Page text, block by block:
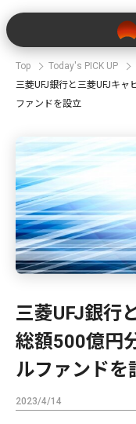
Top
Today's PICK UP
三菱UFJ銀行と三菱UFJキ
ファンドを設立
三菱UFJ銀行
総額500億円
ルファンドを
2023/4/14